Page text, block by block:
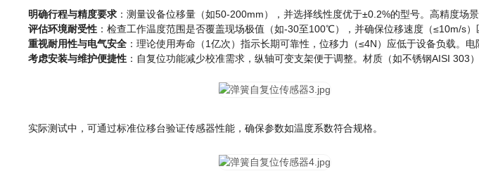
明确行程与精度要求 ：测量设备位移量（如50-200mm），并选择线性度优于±0.2%的型号。高精度场
评估环境耐受性 ：检查工作温度范围是否覆盖现场极值（如-30至100℃），并确保位移速度（≤10m/s
重视耐用性与电气安全 ：理论使用寿命（1亿次）指示长期可靠性，位移力（≤4N）应低于设备负载。
考虑安装与维护便捷性 ：自复位功能减少校准需求，纵轴可变支架便于调整。材质（如不锈钢AISI 303
实际测试中，可通过标准位移台验证传感器性能，确保参数如温度系数符合规格。